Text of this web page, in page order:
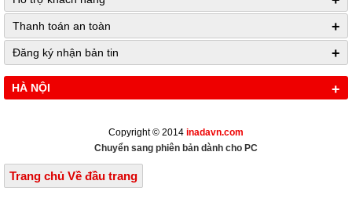
Thanh toán an toàn +
Đăng ký nhận bản tin +
HÀ NỘI +
Copyright © 2014 inadavn.com
Chuyển sang phiên bản dành cho PC
Trang chủ Về đầu trang